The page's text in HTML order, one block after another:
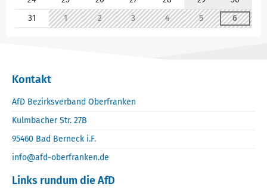
31
1 2 3 4 5 6
Kontakt
AfD Bezirksverband Oberfranken
Kulmbacher Str. 27B
95460 Bad Berneck i.F.
info@afd-oberfranken.de
Links rundum die AfD